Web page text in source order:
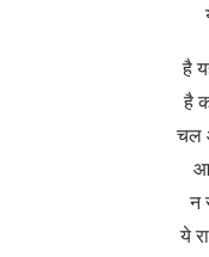
है
है
चल
न
ये